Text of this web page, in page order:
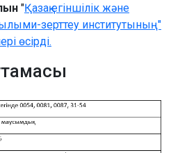
"Қазақ егіншілік және
зерттеу институтының"
өсірді.